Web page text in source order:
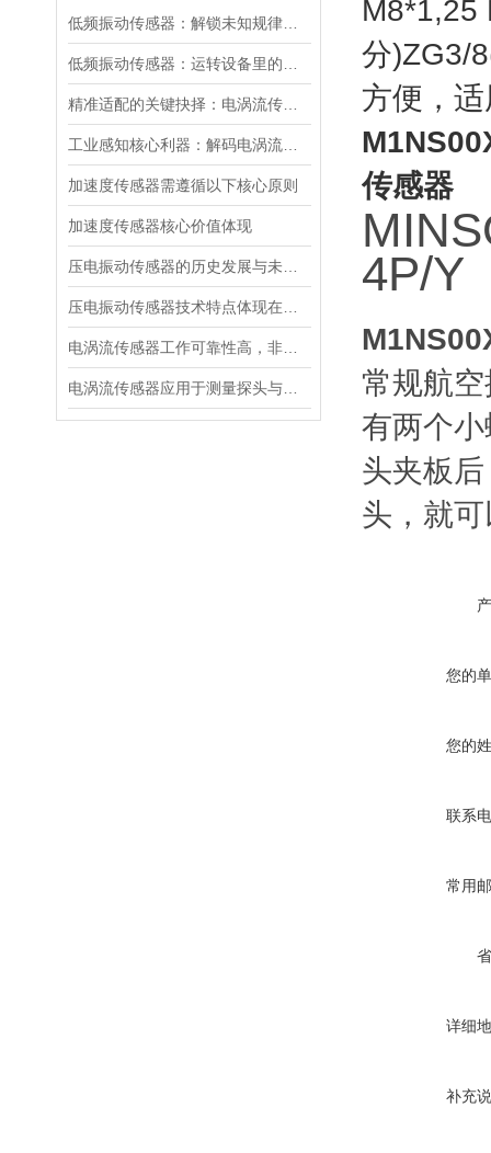
加速度传感器需遵循以下核心原则
加速度传感器核心价值体现
M8*1,25
分)ZG3/
方便，
传感器
4P/Y
常规航
有两个
头夹板
头，就
您的
您的
联系
常用
详细
补充